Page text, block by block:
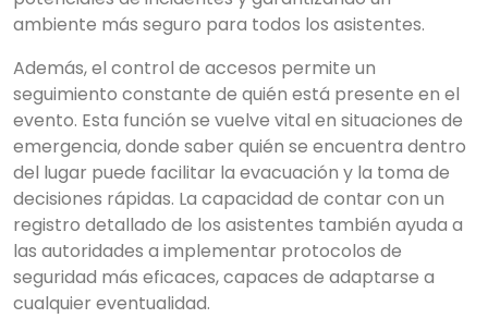
ambiente más seguro para todos los asistentes.
Además, el control de accesos permite un
seguimiento constante de quién está presente en el
evento. Esta función se vuelve vital en situaciones de
emergencia, donde saber quién se encuentra dentro
del lugar puede facilitar la evacuación y la toma de
decisiones rápidas. La capacidad de contar con un
registro detallado de los asistentes también ayuda a
las autoridades a implementar protocolos de
seguridad más eficaces, capaces de adaptarse a
cualquier eventualidad.